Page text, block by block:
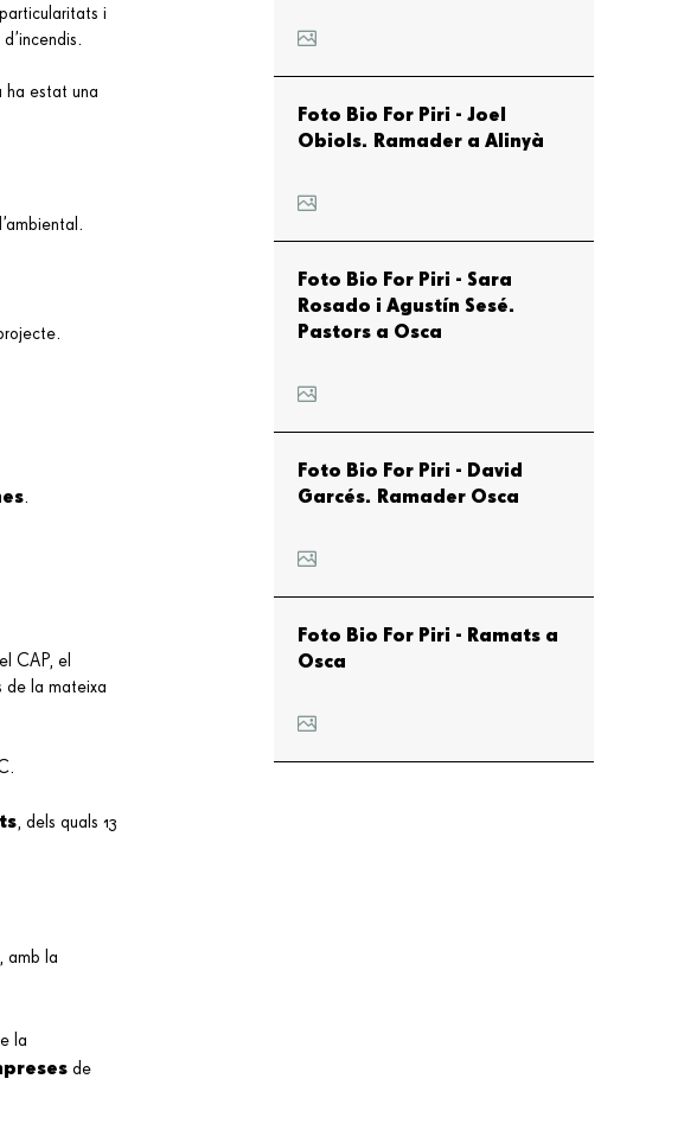
i
ha estat una
.
CAP, el
de la mateixa
, dels quals 13
amb la
la
de
Foto Bio For Piri - Joel
Obiols. Ramader a Alinyà
Foto Bio For Piri - Sara
Rosado i Agustín Sesé.
Pastors a Osca
Foto Bio For Piri - David
Garcés. Ramader Osca
Foto Bio For Piri - Ramats a
Osca